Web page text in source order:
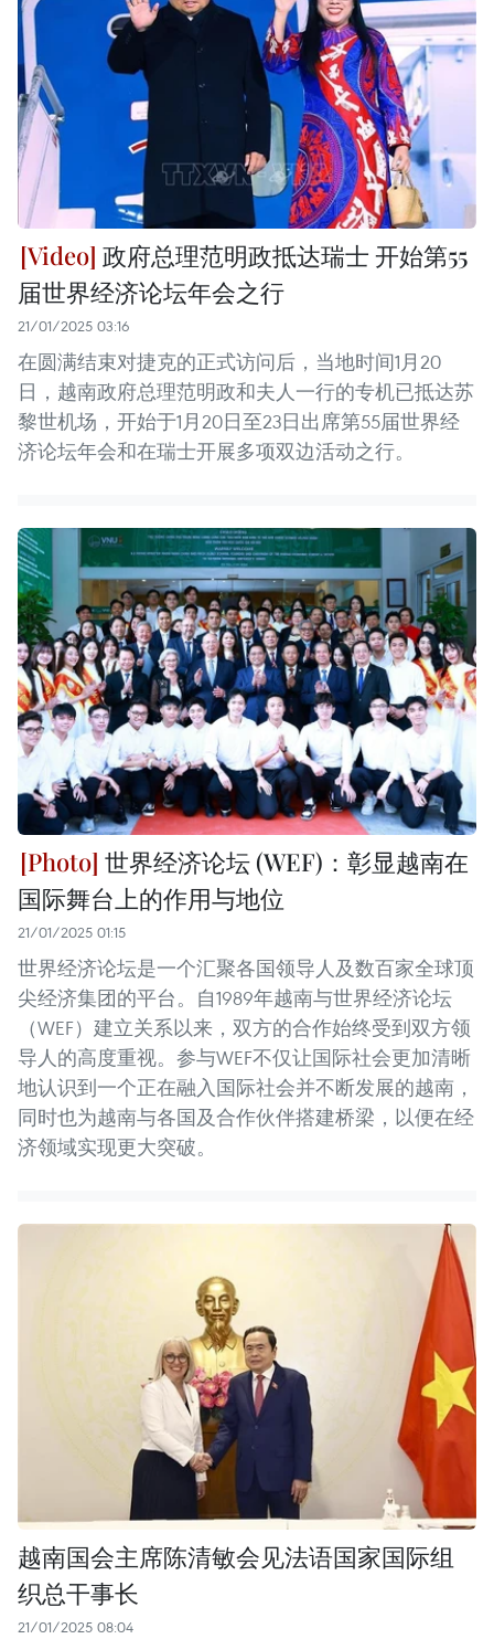
政府总理范明政抵达瑞士 开始第55
届世界经济论坛年会之行
21/01/2025 03:16
在圆满结束对捷克的正式访问后，当地时间1月20
日，越南政府总理范明政和夫人一行的专机已抵达苏
黎世机场，开始于1月20日至23日出席第55届世界经
济论坛年会和在瑞士开展多项双边活动之行。
世界经济论坛 (WEF)：彰显越南在
国际舞台上的作用与地位
21/01/2025 01:15
世界经济论坛是一个汇聚各国领导人及数百家全球顶
尖经济集团的平台。自1989年越南与世界经济论坛
（WEF）建立关系以来，双方的合作始终受到双方领
导人的高度重视。参与WEF不仅让国际社会更加清晰
地认识到一个正在融入国际社会并不断发展的越南，
同时也为越南与各国及合作伙伴搭建桥梁，以便在经
济领域实现更大突破。
越南国会主席陈清敏会见法语国家国际组
织总干事长
21/01/2025 08:04